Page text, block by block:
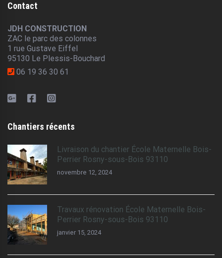
Contact
JDH CONSTRUCTION
ZAC le parc des colonnes
1 rue Gustave Eiffel
95130 Le Plessis-Bouchard
06 19 36 30 61
Chantiers récents
Livraison du chantier École Maternelle Bois-
Perrier Rosny-sous-Bois 93110
novembre 12, 2024
Travaux rénovation École Maternelle Bois-
Perrier Rosny-sous-Bois 93110
janvier 15, 2024